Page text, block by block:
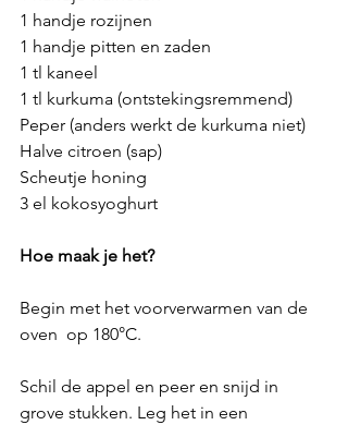
1 handje rozijnen
1 handje pitten en zaden
1 tl kaneel
1 tl kurkuma (ontstekingsremmend)
Peper (anders werkt de kurkuma niet)
Halve citroen (sap)
Scheutje honing
3 el kokosyoghurt
Hoe maak je het?
Begin met het voorverwarmen van de
oven  op 180°C.
Schil de appel en peer en snijd in
grove stukken. Leg het in een